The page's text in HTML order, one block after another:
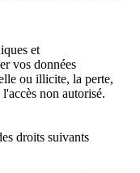
et
vos données
ou illicite, la perte,
non autorisé.
droits suivants